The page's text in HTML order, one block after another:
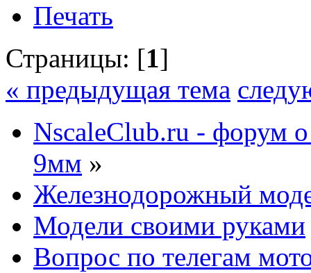
Печать
Страницы: [1]
« предыдущая тема
NscaleClub.ru - форум
9мм »
Железнодорожный
Модели своими руками
Вопрос по телегам